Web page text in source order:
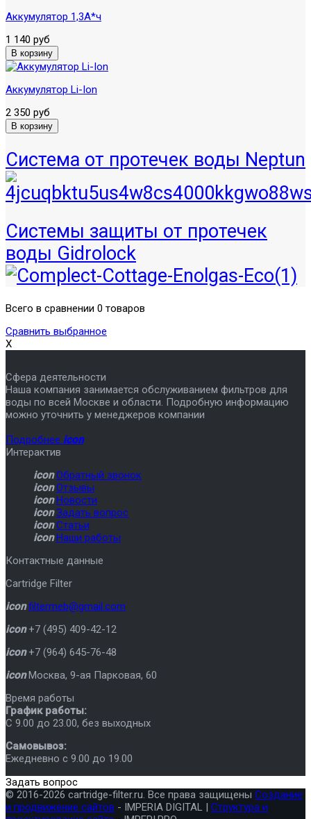
Аккумулятор 1,3А*ч
1 140 руб
Аккумулятор Li-Ion
2 350 руб
Система от протечек воды Neptun
Системы защиты от протечек
воды Gidrolock
Всего в сравнении 0 товаров
Сравнить выбранное
X
Сфера деятельности
Наша компания занимается обслуживанием фильтров для
воды по всей Москве и области. Подробную информацию
можно уточнить у менеджеров компании
Подробнее icon
Интерактив
icon Обратный звонок
icon Отзывы
icon Новости
icon Задать вопрос
icon Статьи
icon Наши работы
Контактные данные
Cartridge Filter
icon filtermeb@gmail.com
icon +7 (495) 409-42-12
icon +7 (964) 645-76-48
icon Москва, 9-ая Парковая, 60
Время работы
График работы:
C 9.00 до 23.00, без выходных
Самовывоз:
Ежедневно с 9.00 до 19.00
Задать вопрос
© 2016-2026 cartridge-filter.ru. Все права защищены Создание
и продвижение сайтов - IMPERIA DIGITAL | Структура и